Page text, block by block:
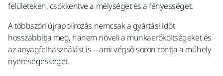
felületeken, csökkentve a mélységet és a fényességet.
A többszöri újrapolírozás nemcsak a gyártási időt
hosszabbítja meg, hanem növeli a munkaerőköltségeket és
az anyagfelhasználást is – ami végső soron rontja a műhely
nyereségességét.